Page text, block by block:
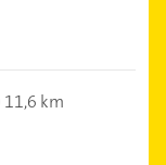
11,6 km